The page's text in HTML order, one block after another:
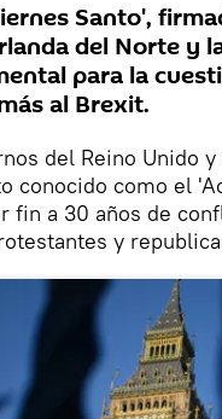
Santo',
del Norte y
para la
al Brexit.
del Reino Unido
conocido como el
fin a 30 años de
y